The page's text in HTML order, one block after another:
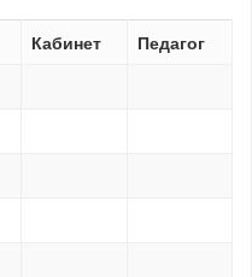
Кабинет
Педагог